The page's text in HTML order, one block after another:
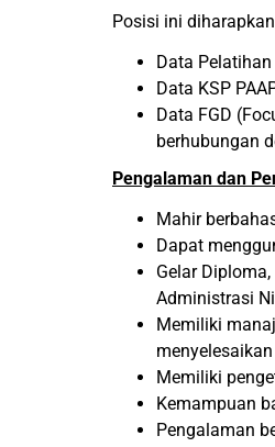
Posisi ini
Data
Data KSP
Data FGD
berhubungan
Pengalaman dan
Mahir
Dapat
Gelar
Administrasi
Memiliki
Memiliki
Kemampuan
Pengalaman